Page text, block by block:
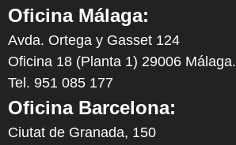
Oficina Málaga:
Avda. Ortega y Gasset 124
Oficina 18 (Planta 1) 29006 Málaga.
Tel. 951 085 177
Oficina Barcelona:
Ciutat de Granada, 150